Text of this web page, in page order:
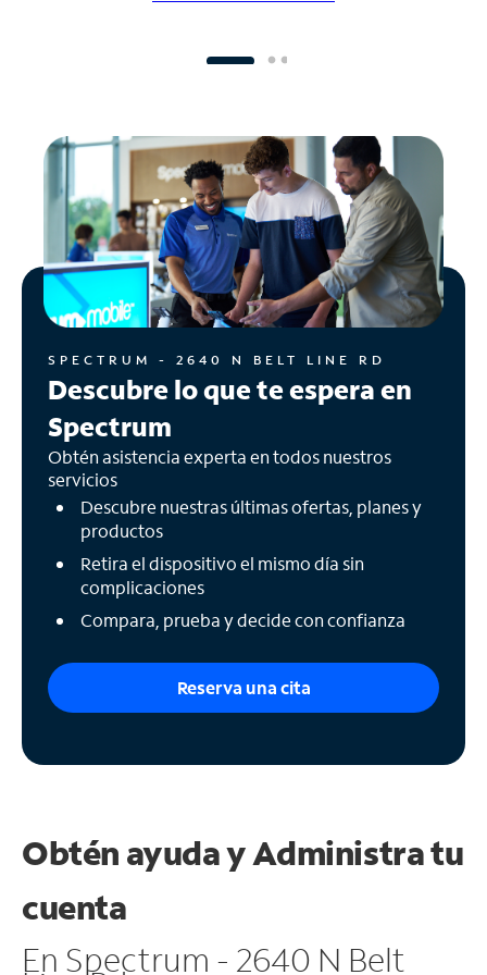
SPECTRUM - 2640 N BELT LINE RD
Descubre lo que te espera en
Spectrum
Obtén asistencia experta en todos nuestros
servicios
Descubre nuestras últimas ofertas, planes y
productos
Retira el dispositivo el mismo día sin
complicaciones
Compara, prueba y decide con confianza
Reserva una cita
Obtén ayuda yAdministra tu
cuenta
En Spectrum - 2640 N Belt